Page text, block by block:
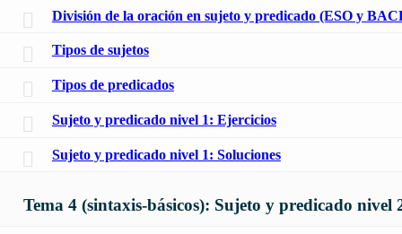
División de la oración en sujeto y predicado (ESO y
Tipos de sujetos
Tipos de predicados
Sujeto y predicado nivel 1: Ejercicios
Sujeto y predicado nivel 1: Soluciones
Tema 4 (sintaxis-básicos): Sujeto y predicado nivel